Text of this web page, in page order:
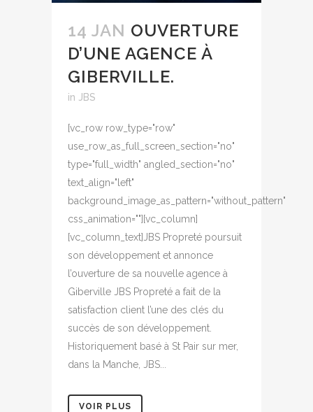
14 JAN OUVERTURE
D’UNE AGENCE À
GIBERVILLE.
in JBS
[vc_row row_type="row"
use_row_as_full_screen_section="no"
type="full_width" angled_section="no"
text_align="left"
background_image_as_pattern="without_pattern"
css_animation=""][vc_column]
[vc_column_text]JBS Propreté poursuit
son développement et annonce
l’ouverture de sa nouvelle agence à
Giberville JBS Propreté a fait de la
satisfaction client l’une des clés du
succès de son développement.
Historiquement basé à St Pair sur mer,
dans la Manche, JBS...
VOIR PLUS